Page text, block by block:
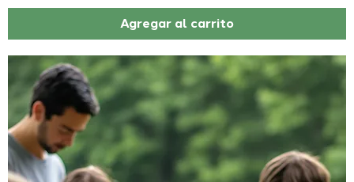
Agregar al carrito